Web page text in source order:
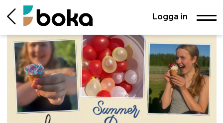
Logga in